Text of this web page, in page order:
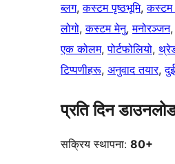
ब्लग, कस्टम पृष्ठभूमि, कस्टम
लोगो, कस्टम मेनु, मनोरञ्जन
एक कोलम, पोर्टफोलियो,
टिप्पणीहरू, अनुवाद तयार,
प्रति दिन
सक्रिय स्थापना: 80+